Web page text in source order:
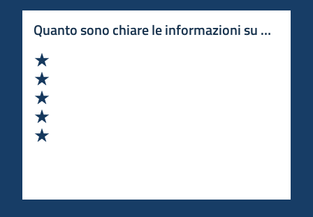
Quanto sono chiare le informazioni su questa